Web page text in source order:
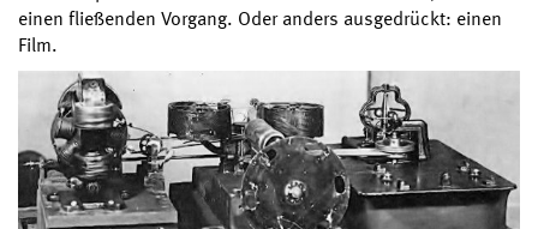
einen fließenden Vorgang. Oder anders ausgedrückt: einen
Film.